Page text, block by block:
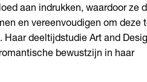
aan indrukken, waardoor ze
en vereenvoudigen om deze
Haar deeltijdstudie Art and
bewustzijn in haar